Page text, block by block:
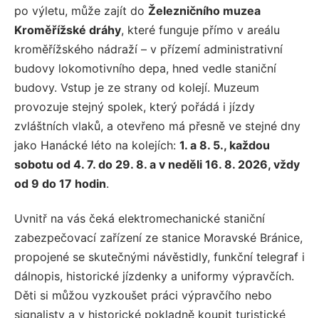
po výletu, může zajít do Železničního muzea
Kroměřížské dráhy, které funguje přímo v areálu
kroměřížského nádraží – v přízemí administrativní
budovy lokomotivního depa, hned vedle staniční
budovy. Vstup je ze strany od kolejí. Muzeum
provozuje stejný spolek, který pořádá i jízdy
zvláštních vlaků, a otevřeno má přesně ve stejné dny
jako Hanácké léto na kolejích: 1. a 8. 5., každou
sobotu od 4. 7. do 29. 8. a v neděli 16. 8. 2026, vždy
od 9 do 17 hodin.
Uvnitř na vás čeká elektromechanické staniční
zabezpečovací zařízení ze stanice Moravské Bránice,
propojené se skutečnými návěstidly, funkční telegraf i
dálnopis, historické jízdenky a uniformy výpravčích.
Děti si můžou vyzkoušet práci výpravčího nebo
signalisty a v historické pokladně koupit turistické